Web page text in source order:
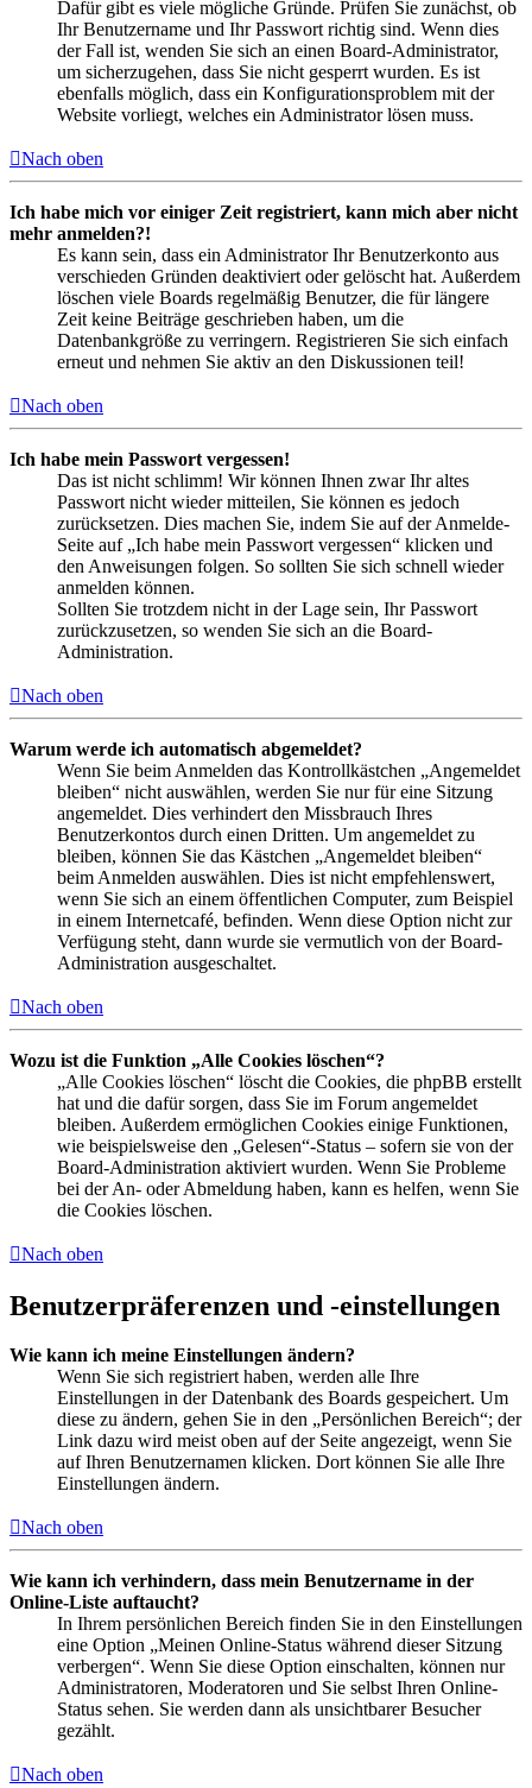
Dafür gibt es viele mögliche Gründe. Prüfen Sie zunächst, ob
Ihr Benutzername und Ihr Passwort richtig sind. Wenn dies
der Fall ist, wenden Sie sich an einen Board-Administrator,
um sicherzugehen, dass Sie nicht gesperrt wurden. Es ist
ebenfalls möglich, dass ein Konfigurationsproblem mit der
Website vorliegt, welches ein Administrator lösen muss.
Nach oben
Ich habe mich vor einiger Zeit registriert, kann mich aber nicht
mehr anmelden?!
Es kann sein, dass ein Administrator Ihr Benutzerkonto aus
verschieden Gründen deaktiviert oder gelöscht hat. Außerdem
löschen viele Boards regelmäßig Benutzer, die für längere
Zeit keine Beiträge geschrieben haben, um die
Datenbankgröße zu verringern. Registrieren Sie sich einfach
erneut und nehmen Sie aktiv an den Diskussionen teil!
Nach oben
Ich habe mein Passwort vergessen!
Das ist nicht schlimm! Wir können Ihnen zwar Ihr altes
Passwort nicht wieder mitteilen, Sie können es jedoch
zurücksetzen. Dies machen Sie, indem Sie auf der Anmelde-
Seite auf „Ich habe mein Passwort vergessen“ klicken und
den Anweisungen folgen. So sollten Sie sich schnell wieder
anmelden können.
Sollten Sie trotzdem nicht in der Lage sein, Ihr Passwort
zurückzusetzen, so wenden Sie sich an die Board-
Administration.
Nach oben
Warum werde ich automatisch abgemeldet?
Wenn Sie beim Anmelden das Kontrollkästchen „Angemeldet
bleiben“ nicht auswählen, werden Sie nur für eine Sitzung
angemeldet. Dies verhindert den Missbrauch Ihres
Benutzerkontos durch einen Dritten. Um angemeldet zu
bleiben, können Sie das Kästchen „Angemeldet bleiben“
beim Anmelden auswählen. Dies ist nicht empfehlenswert,
wenn Sie sich an einem öffentlichen Computer, zum Beispiel
in einem Internetcafé, befinden. Wenn diese Option nicht zur
Verfügung steht, dann wurde sie vermutlich von der Board-
Administration ausgeschaltet.
Nach oben
Wozu ist die Funktion „Alle Cookies löschen“?
„Alle Cookies löschen“ löscht die Cookies, die phpBB erstellt
hat und die dafür sorgen, dass Sie im Forum angemeldet
bleiben. Außerdem ermöglichen Cookies einige Funktionen,
wie beispielsweise den „Gelesen“-Status – sofern sie von der
Board-Administration aktiviert wurden. Wenn Sie Probleme
bei der An- oder Abmeldung haben, kann es helfen, wenn Sie
die Cookies löschen.
Nach oben
Benutzerpräferenzen und -einstellungen
Wie kann ich meine Einstellungen ändern?
Wenn Sie sich registriert haben, werden alle Ihre
Einstellungen in der Datenbank des Boards gespeichert. Um
diese zu ändern, gehen Sie in den „Persönlichen Bereich“; der
Link dazu wird meist oben auf der Seite angezeigt, wenn Sie
auf Ihren Benutzernamen klicken. Dort können Sie alle Ihre
Einstellungen ändern.
Nach oben
Wie kann ich verhindern, dass mein Benutzername in der
Online-Liste auftaucht?
In Ihrem persönlichen Bereich finden Sie in den Einstellungen
eine Option „Meinen Online-Status während dieser Sitzung
verbergen“. Wenn Sie diese Option einschalten, können nur
Administratoren, Moderatoren und Sie selbst Ihren Online-
Status sehen. Sie werden dann als unsichtbarer Besucher
gezählt.
Nach oben